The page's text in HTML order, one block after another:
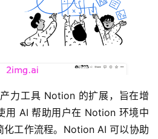
力工具 Notion 的扩展，旨在增
用 AI 帮助用户在 Notion 环境中
化工作流程。Notion AI 可以协助